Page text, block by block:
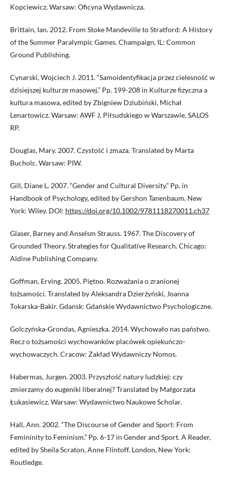
Kopciewicz. Warsaw: Oficyna Wydawnicza.
Brittain, Ian. 2012. From Stoke Mandeville to Stratford: A History
of the Summer Paralympic Games. Champaign, IL: Common
Ground Publishing.
Cynarski, Wojciech J. 2011. “Samoidentyfikacja przez cielesność w
dzisiejszej kulturze masowej.” Pp. 199-208 in Kulturze fizyczna a
kultura masowa, edited by Zbigniew Dziubiński, Michał
Lenartowicz. Warsaw: AWF J. Piłsudskiego w Warszawie, SALOS
RP.
Douglas, Mary. 2007. Czystość i zmaza. Translated by Marta
Bucholc. Warsaw: PIW.
Gill, Diane L. 2007. “Gender and Cultural Diversity.” Pp. in
Handbook of Psychology, edited by Gershon Tanenbaum. New
York: Wiley. DOI: https://doi.org/10.1002/9781118270011.ch37
Glaser, Barney and Anselsm Strauss. 1967. The Discovery of
Grounded Theory. Strategies for Qualitative Research. Chicago:
Aldine Publishing Company.
Goffman, Erving. 2005. Piętno. Rozważania o zranionej
tożsamości. Translated by Aleksandra Dzierżyński, Joanna
Tokarska-Bakir. Gdansk: Gdańskie Wydawnictwo Psychologiczne.
Golczyńska-Grondas, Agnieszka. 2014. Wychowało nas państwo.
Recz o tożsamości wychowanków placówek opiekuńczo-
wychowaczych. Cracow: Zakład Wydawniczy Nomos.
Habermas, Jurgen. 2003. Przyszłość natury ludzkiej: czy
zmierzamy do eugeniki liberalnej? Translated by Małgorzata
Łukasiewicz. Warsaw: Wydawnictwo Naukowe Scholar.
Hall, Ann. 2002. “The Discourse of Gender and Sport: From
Femininity to Feminism.” Pp. 6-17 in Gender and Sport. A Reader,
edited by Sheila Scraton, Anne Flintoff. London, New York:
Routledge.